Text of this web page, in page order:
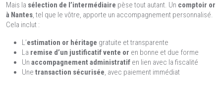
Mais la sélection de l’intermédiaire pèse tout autant. Un comptoir or
à Nantes, tel que le vôtre, apporte un accompagnement personnalisé.
Cela inclut :
L’estimation or héritage gratuite et transparente
La remise d’un justificatif vente or en bonne et due forme
Un accompagnement administratif en lien avec la fiscalité
Une transaction sécurisée, avec paiement immédiat